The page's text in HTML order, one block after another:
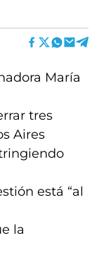
María
tres
Aires
está “al
la